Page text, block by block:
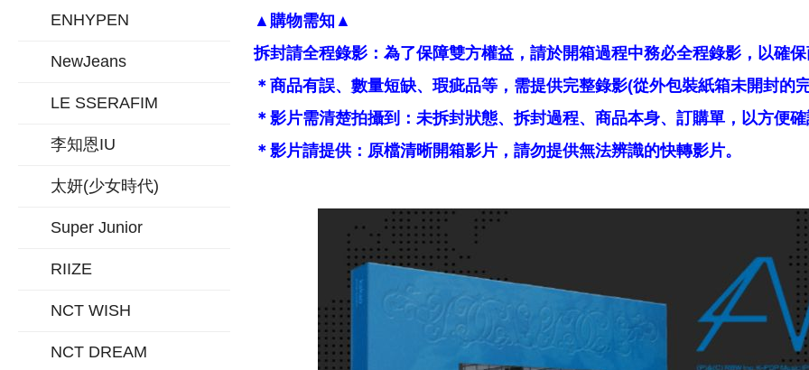
ENHYPEN
NewJeans
LE SSERAFIM
李知恩IU
太妍(少女時代)
Super Junior
RIIZE
NCT WISH
NCT DREAM
▲購物需知▲
拆封請全程錄影：為了保障雙方權益，請於開箱過程中務必全程錄影，以確保
＊商品有誤、數量短缺、瑕疵品等，需提供完整錄影(從外包裝紙箱未開封的
＊影片需清楚拍攝到：未拆封狀態、拆封過程、商品本身、訂購單，以方便確
＊影片請提供：原檔清晰開箱影片，請勿提供無法辨識的快轉影片。